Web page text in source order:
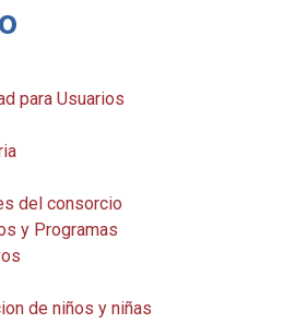
para Usuarios
del consorcio
y Programas
de niños y niñas